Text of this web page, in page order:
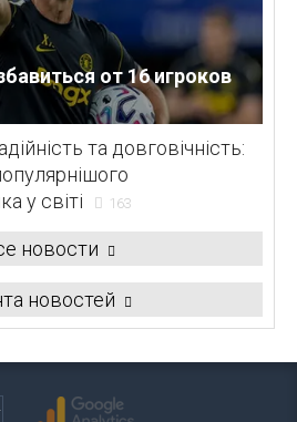
от 16 игроков
та довговічність:
у світі
163
новости
новостей